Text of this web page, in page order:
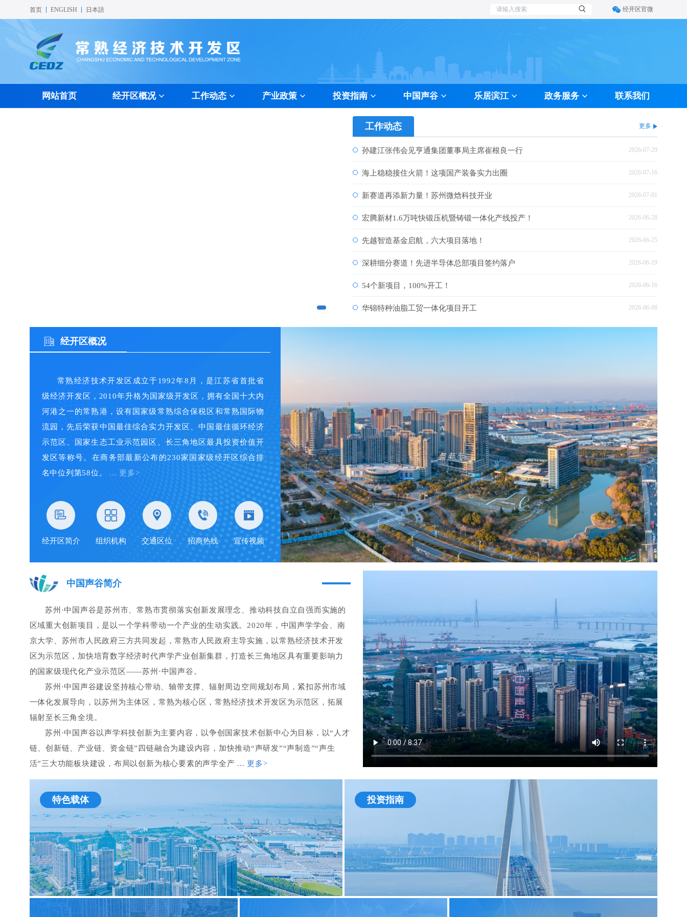
首页 ENGLISH 日本語 经开区官微
网站首页 经开区概况 工作动态 产业政策 投资指南 中国声谷 乐居滨江 政务服务
纪检监督
联系我们
工作动态 更多
孙建江张伟会见亨通集团董事局主席崔根良一行 2026-07-29
海上稳稳接住火箭！这项国产装备实力出圈 2026-07-16
新赛道再添新力量！苏州微焓科技开业 2026-07-01
宏腾新材1.6万吨快锻压机暨铸锻一体化产线投产！ 2026-06-28
先越智造基金启航，六大项目落地！ 2026-06-25
深耕细分赛道！先进半导体总部项目签约落户 2026-06-19
54个新项目，100%开工！ 2026-06-16
华锦特种油脂工贸一体化项目开工 2026-06-08
经开区概况
常熟经济技术开发区成立于1992年8月，是江苏省首批省
级经济开发区，2010年升格为国家级开发区，拥有全国十大内
河港之一的常熟港，设有国家级常熟综合保税区和常熟国际物
流园，先后荣获中国最佳综合实力开发区、中国最佳循环经济
示范区、国家生态工业示范园区、长三角地区最具投资价值开
发区等称号。在商务部最新公布的230家国家级经开区综合排
名中位列第58位。 ... 更多>
经开区简介 组织机构 交通区位 招商热线 宣传视频
中国声谷简介
苏州·中国声谷是苏州市、常熟市贯彻落实创新发展理念、推动科技自立自强而实施的
区域重大创新项目，是以一个学科带动一个产业的生动实践。2020年，中国声学学会、南
京大学、苏州市人民政府三方共同发起，常熟市人民政府主导实施，以常熟经济技术开发
区为示范区，加快培育数字经济时代声学产业创新集群，打造长三角地区具有重要影响力
的国家级现代化产业示范区——苏州·中国声谷。
苏州·中国声谷建设坚持核心带动、轴带支撑、辐射周边空间规划布局，紧扣苏州市域
一体化发展导向，以苏州为主体区，常熟为核心区，常熟经济技术开发区为示范区，拓展
辐射至长三角全境。
苏州·中国声谷以声学科技创新为主要内容，以争创国家技术创新中心为目标，以“人才
链、创新链、产业链、资金链”四链融合为建设内容，加快推动“声研发”“声制造”“声生
活”三大功能板块建设，布局以创新为核心要素的声学全产 ... 更多>
特色载体 投资指南